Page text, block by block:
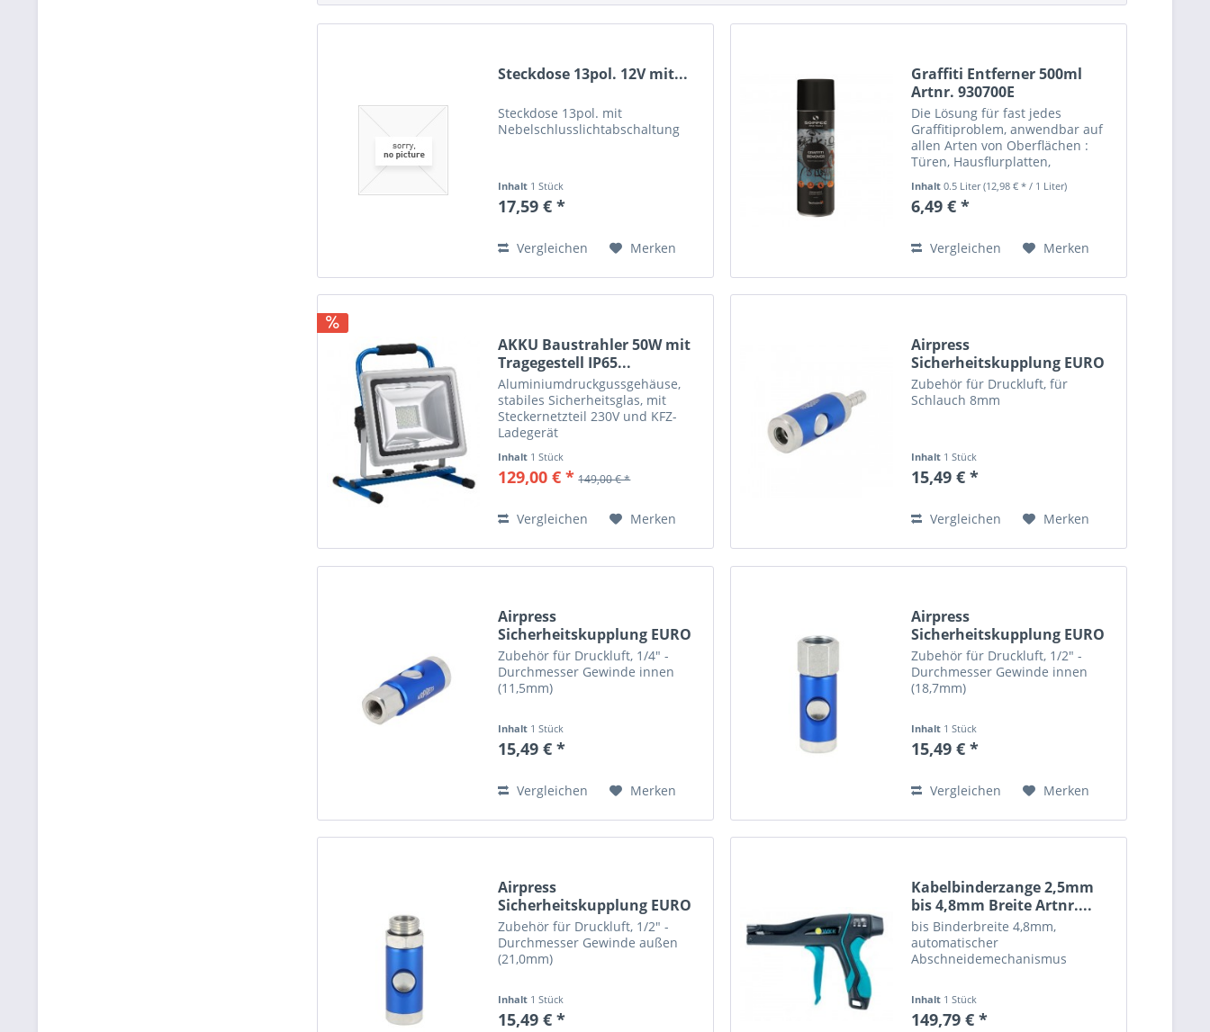
Steckdose 13pol. 12V mit...
Steckdose 13pol. mit
Nebelschlusslichtabschaltung
Inhalt 1 Stück
17,59 € *
Vergleichen Merken
Graffiti Entferner 500ml
Artnr. 930700E
Die Lösung für fast jedes
Graffitiproblem, anwendbar auf
allen Arten von Oberflächen :
Türen, Hausflurplatten,
Straßenbahnen, verschiedene
lackierte und verputzen
Inhalt0.5 Liter(12,98 € * / 1 Liter)
6,49 € *
Vergleichen Merken
AKKU Baustrahler 50W mit
Tragegestell IP65...
Aluminiumdruckgussgehäuse,
stabiles Sicherheitsglas, mit
Steckernetzteil 230V und KFZ-
Ladegerät
Inhalt 1 Stück
129,00 € * 149,00 € *
Vergleichen Merken
Airpress
Sicherheitskupplung EURO
Schlauch 8mm...
Zubehör für Druckluft, für
Schlauch 8mm
Inhalt 1 Stück
15,49 € *
Vergleichen Merken
Airpress
Sicherheitskupplung EURO
Innengewinde...
Zubehör für Druckluft, 1/4" -
Durchmesser Gewinde innen
(11,5mm)
Inhalt 1 Stück
15,49 € *
Vergleichen Merken
Airpress
Sicherheitskupplung EURO
Innengewinde...
Zubehör für Druckluft, 1/2" -
Durchmesser Gewinde innen
(18,7mm)
Inhalt 1 Stück
15,49 € *
Vergleichen Merken
Airpress
Sicherheitskupplung EURO
Außengewinde...
Zubehör für Druckluft, 1/2" -
Durchmesser Gewinde außen
(21,0mm)
Inhalt 1 Stück
15,49 € *
Kabelbinderzange 2,5mm
bis 4,8mm Breite Artnr....
bis Binderbreite 4,8mm,
automatischer
Abschneidemechanismus
Inhalt 1 Stück
149,79 € *